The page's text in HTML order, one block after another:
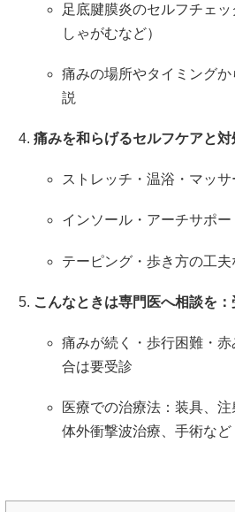
足底腱膜炎のセルフチェッ
しゃがむなど）
痛みの場所やタイミング
説
痛みを和らげるセルフケアと対
ストレッチ・温浴・マッ
インソール・アーチサポ
テーピング・歩き方の工
こんなときは専門医へ相談を
痛みが続く・歩行困難・
合は要受診
医療での治療法：装具、注
体外衝撃波治療、手術など